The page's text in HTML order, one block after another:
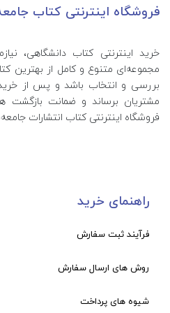
فروشگاه اینترنتی کتاب
خرید اینترنتی کتاب‌ دانشگاهی،
مجموعه‌ای متنوع و کامل از بهترین
بررسی و انتخاب باشد و پس از
مشتریان برساند و ضمانت بازگشت
فروشگاه اینترنتی کتاب انتشارات
راهنمای خرید
فرآیند ثبت سفارش
روش های ارسال سفارش
شیوه های پرداخت